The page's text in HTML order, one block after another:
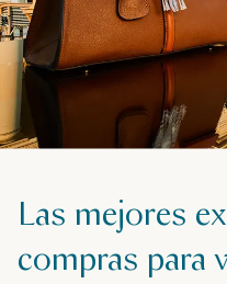
Las mejores
compras para